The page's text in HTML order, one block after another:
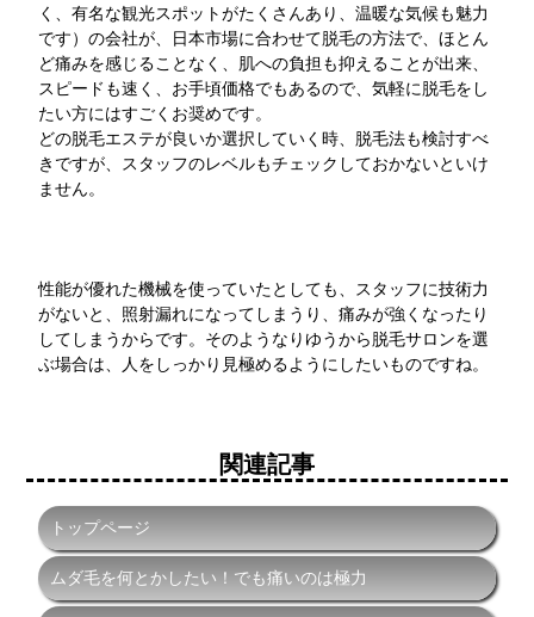
く、有名な観光スポットがたくさんあり、温暖な気候も魅力
です）の会社が、日本市場に合わせて脱毛の方法で、ほとん
ど痛みを感じることなく、肌への負担も抑えることが出来、
スピードも速く、お手頃価格でもあるので、気軽に脱毛をし
たい方にはすごくお奨めです。
どの脱毛エステが良いか選択していく時、脱毛法も検討すべ
きですが、スタッフのレベルもチェックしておかないといけ
ません。
性能が優れた機械を使っていたとしても、スタッフに技術力
がないと、照射漏れになってしまうり、痛みが強くなったり
してしまうからです。そのようなりゆうから脱毛サロンを選
ぶ場合は、人をしっかり見極めるようにしたいものですね。
関連記事
トップページ
ムダ毛を何とかしたい！でも痛いのは極力